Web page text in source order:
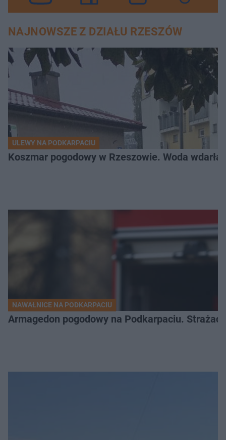
NAJNOWSZE Z DZIAŁU RZESZÓW
ULEWY NA PODKARPACIU
Koszmar pogodowy w Rzeszowie. Woda
NAWAŁNICE NA PODKARPACIU
Armagedon pogodowy na Podkarpaciu.